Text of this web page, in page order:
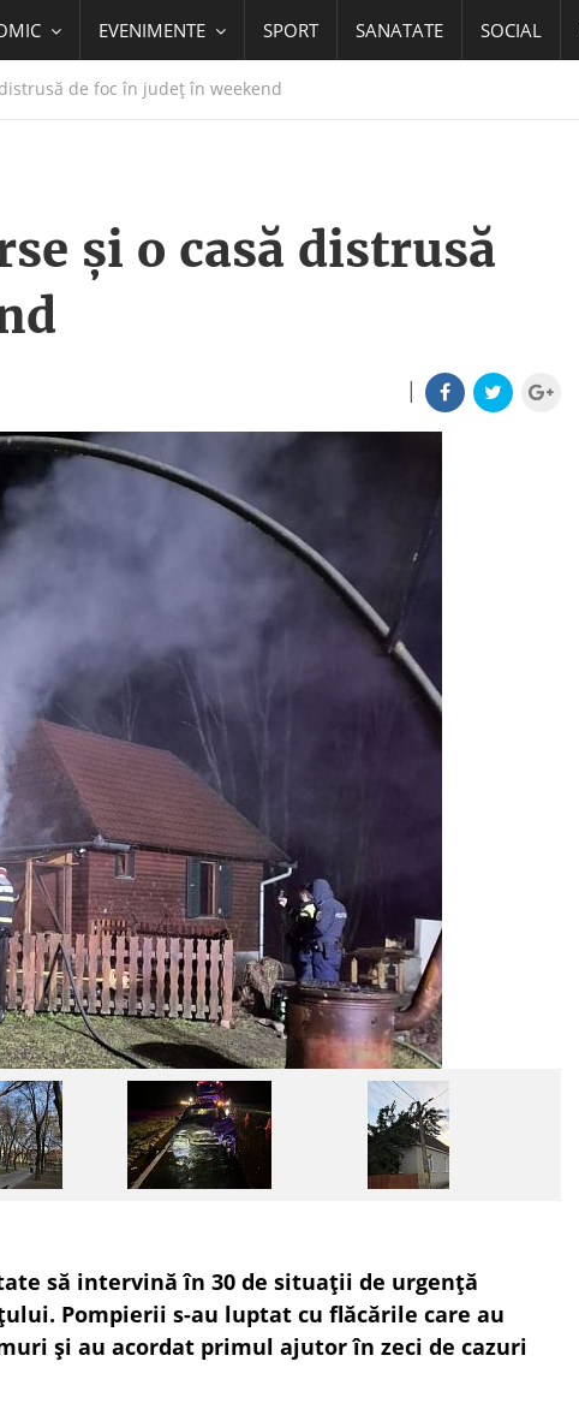
EVENIMENTE SPORT SANATATE SOCIAL
de foc în județ în weekend
și o casă distrusă
|
să intervină în 30 de situații de urgență
Pompierii s-au luptat cu flăcările care au
și au acordat primul ajutor în zeci de cazuri